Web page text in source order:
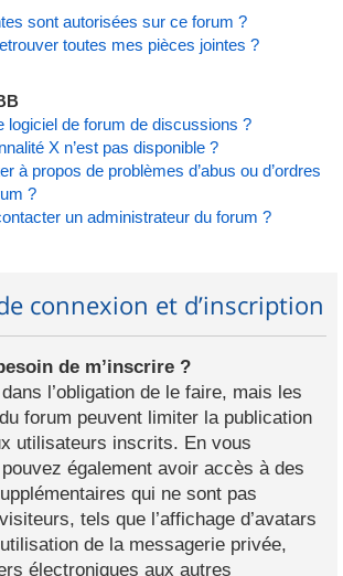
sont autorisées sur ce forum ?
toutes mes pièces jointes ?
logiciel de forum de discussions ?
X n’est pas disponible ?
à propos de problèmes d’abus ou d’ordres
?
un administrateur du forum ?
connexion et d’inscription
de m’inscrire ?
l’obligation de le faire, mais les
forum peuvent limiter la publication
utilisateurs inscrits. En vous
également avoir accès à des
qui ne sont pas
tels que l’affichage d’avatars
de la messagerie privée,
électroniques aux autres